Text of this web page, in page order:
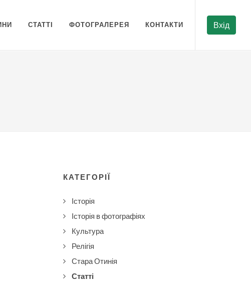
Вхід
СТАТТІ ФОТОГРАЛЕРЕЯ КОНТАКТИ
КАТЕГОРІЇ
Історія
Історія в фотографіях
Культура
Релігія
Стара Отинія
Статті